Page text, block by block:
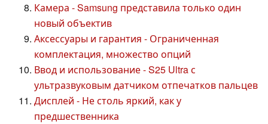
Камера - Samsung представила только один
новый объектив
Аксессуары и гарантия - Ограниченная
комплектация, множество опций
Ввод и использование - S25 Ultra с
ультразвуковым датчиком отпечатков пальцев
Дисплей - Не столь яркий, как у
предшественника